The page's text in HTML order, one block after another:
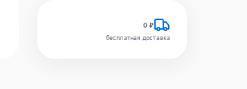
0 ₽
бесплатная доставка